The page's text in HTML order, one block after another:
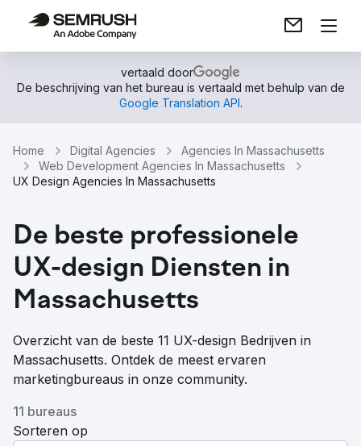
vertaald door
De beschrijving van het bureau is vertaald met behulp van de
Google Translation API.
Home Digital Agencies
Agencies In Massachusetts
Web Development Agencies In Massachusetts
UX Design Agencies In Massachusetts
De beste professionele
UX-design Diensten in
Massachusetts
Overzicht van de beste 11 UX-design Bedrijven in
Massachusetts. Ontdek de meest ervaren
marketingbureaus in onze community.
11 bureaus
Sorteren op